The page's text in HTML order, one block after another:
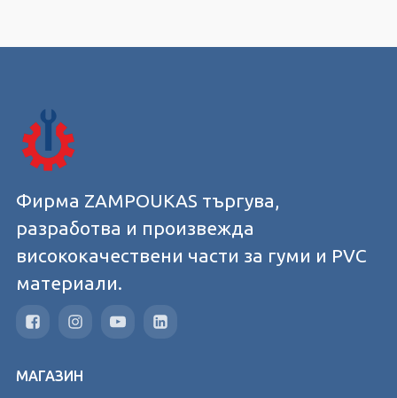
Фирма ZAMPOUKAS търгува,
разработва и произвежда
висококачествени части за гуми и PVC
материали.
МАГАЗИН